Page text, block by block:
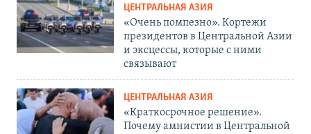
ЦЕНТРАЛЬНАЯ АЗИЯ
«Очень помпезно». Кортежи
президентов в Центральной Азии
и эксцессы, которые с ними
связывают
ЦЕНТРАЛЬНАЯ АЗИЯ
«Краткосрочное решение».
Почему амнистии в Центральной